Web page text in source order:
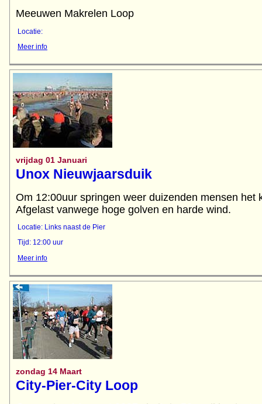
Meeuwen Makrelen Loop
Locatie:
Meer info
vrijdag 01 Januari
Unox Nieuwjaarsduik
Om 12:00uur springen weer duizenden mensen het
Afgelast vanwege hoge golven en harde wind.
Locatie: Links naast de Pier
Tijd: 12:00 uur
Meer info
zondag 14 Maart
City-Pier-City Loop